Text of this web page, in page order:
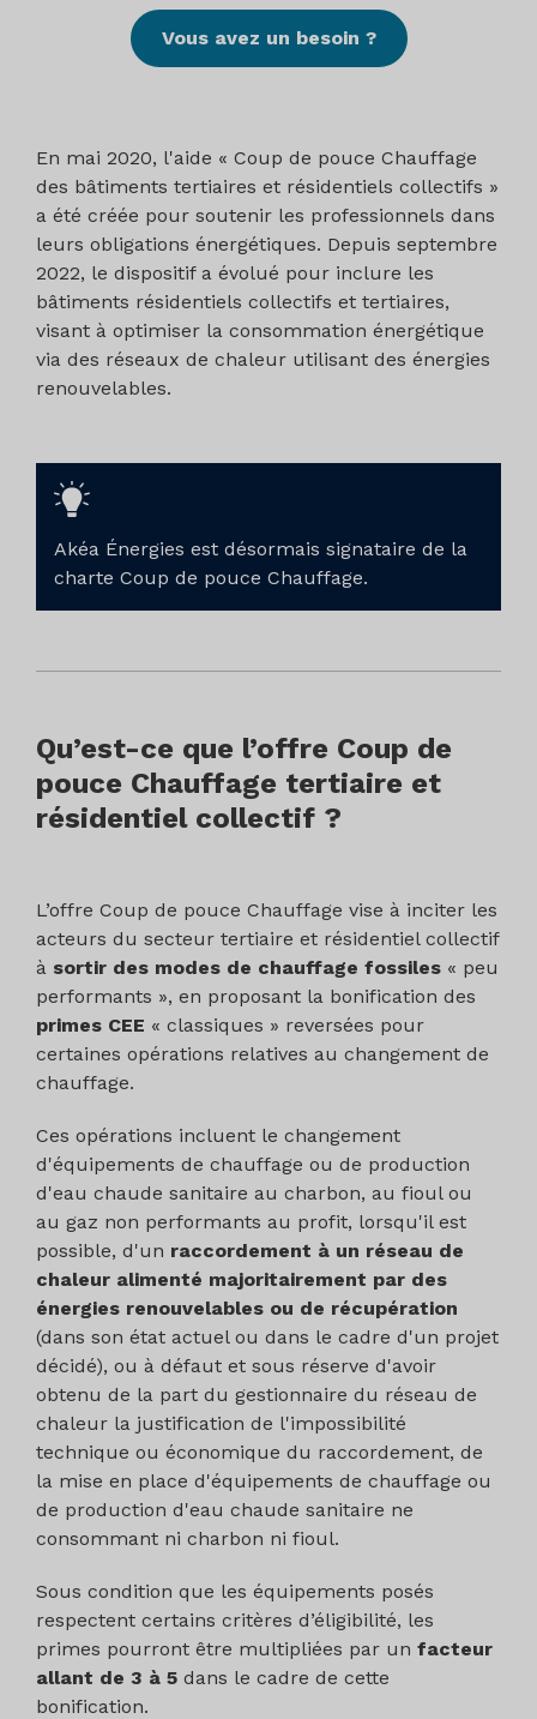
Vous avez un besoin ?
En mai 2020, l'aide « Coup de pouce Chauffage
des bâtiments tertiaires et résidentiels collectifs »
a été créée pour soutenir les professionnels dans
leurs obligations énergétiques. Depuis septembre
2022, le dispositif a évolué pour inclure les
bâtiments résidentiels collectifs et tertiaires,
visant à optimiser la consommation énergétique
via des réseaux de chaleur utilisant des énergies
renouvelables.
Akéa Énergies est désormais signataire de la
charte Coup de pouce Chauffage.
Qu’est-ce que l’offre Coup de
pouce Chauffage tertiaire et
résidentiel collectif ?
L’offre Coup de pouce Chauffage vise à inciter les
acteurs du secteur tertiaire et résidentiel collectif
à sortir des modes de chauffage fossiles « peu
performants », en proposant la bonification des
primes CEE « classiques » reversées pour
certaines opérations relatives au changement de
chauffage.
Ces opérations incluent le changement
d'équipements de chauffage ou de production
d'eau chaude sanitaire au charbon, au fioul ou
au gaz non performants au profit, lorsqu'il est
possible, d'un raccordement à un réseau de
chaleur alimenté majoritairement par des
énergies renouvelables ou de récupération
(dans son état actuel ou dans le cadre d'un projet
décidé), ou à défaut et sous réserve d'avoir
obtenu de la part du gestionnaire du réseau de
chaleur la justification de l'impossibilité
technique ou économique du raccordement, de
la mise en place d'équipements de chauffage ou
de production d'eau chaude sanitaire ne
consommant ni charbon ni fioul.
Sous condition que les équipements posés
respectent certains critères d’éligibilité, les
primes pourront être multipliées par un facteur
allant de 3 à 5 dans le cadre de cette
bonification.